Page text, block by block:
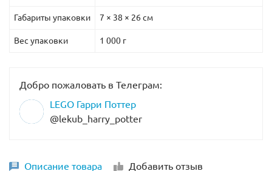
Габариты упаковки 7 × 38 × 26 см
Вес упаковки 1 000 г
Добро пожаловать в Телеграм:
LEGO Гарри Поттер
@lekub_harry_potter
Описание товара Добавить отзыв